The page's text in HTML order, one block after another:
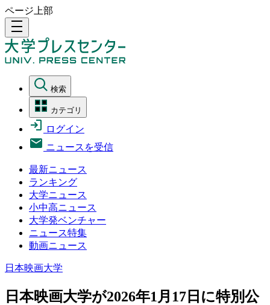
ページ上部
density_medium
検索
カテゴリ
ログイン
ニュースを受信
最新ニュース
ランキング
大学ニュース
小中高ニュース
大学発ベンチャー
ニュース特集
動画ニュース
日本映画大学
日本映画大学が2026年1月17日に特別公